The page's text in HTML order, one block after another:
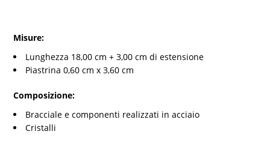
Misure:
Lunghezza 18,00 cm + 3,00 cm di estensione
Piastrina 0,60 cm x 3,60 cm
Composizione:
Bracciale e componenti realizzati in acciaio
Cristalli